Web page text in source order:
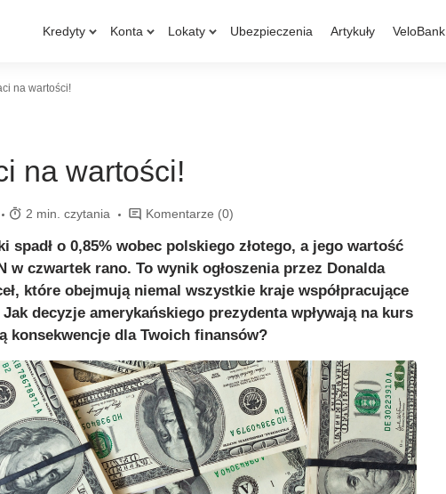
Kredyty Konta Lokaty Ubezpieczenia Artykuły VeloBank
na wartości!
na wartości!
2 min. czytania Komentarze (0)
spadł o 0,85% wobec polskiego złotego, a jego wartość
w czwartek rano. To wynik ogłoszenia przez Donalda
które obejmują niemal wszystkie kraje współpracujące
decyzje amerykańskiego prezydenta wpływają na kurs
konsekwencje dla Twoich finansów?